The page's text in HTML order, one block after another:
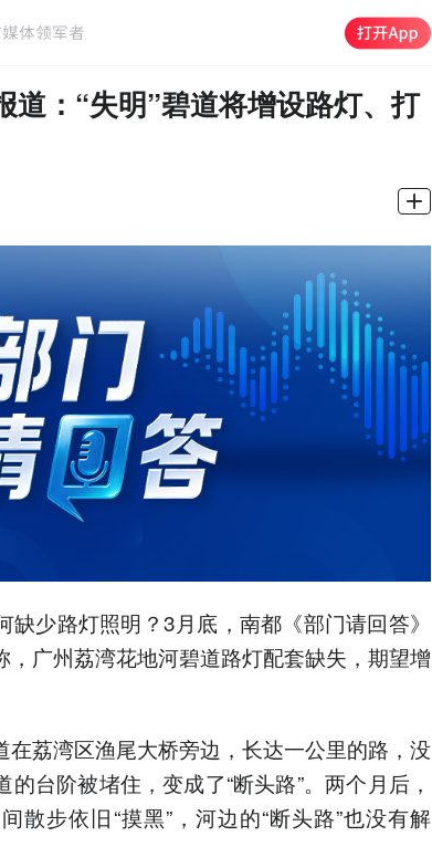
道：“失明”碧道将增设路灯、打
少路灯照明？3月底，南都《部门请回答》
广州荔湾花地河碧道路灯配套缺失，期望增
荔湾区渔尾大桥旁边，长达一公里的路，没
台阶被堵住，变成了“断头路”。两个月后，
散步依旧“摸黑”，河边的“断头路”也没有解